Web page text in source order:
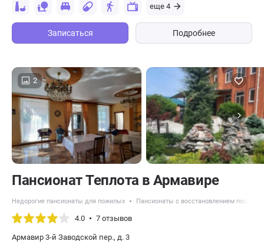
еще 4
Записаться Подробнее
2
Пансионат Теплота в Армавире
Недорогие пансионаты для пожилых Пансионаты с восстановлением после
4.0 7 отзывов
Армавир 3-й Заводской пер., д. 3